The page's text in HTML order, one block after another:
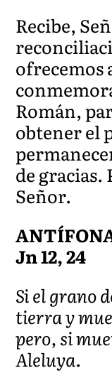
Recibe,
ofrecemos
Román,
obtener el
de
Señor.
Jn 12, 24
Si el grano
tierra y
pero, si
Aleluya.